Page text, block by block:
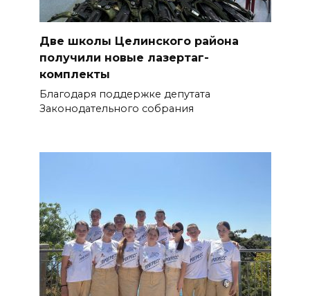
Две школы Целинского района
получили новые лазертаг-
комплекты
Благодаря поддержке депутата
Законодательного собрания